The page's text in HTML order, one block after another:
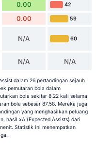
0.00 42
0.00 59
N/A 60
N/A N/A
dalam 26 pertandingan sejauh
pemutaran bola dalam
bola sekitar 8.22 kali selama
bola sebesar 87.58. Mereka juga
yang menghasilkan peluang
hasil xA (Expected Assists) dari
Statistik ini menempatkan